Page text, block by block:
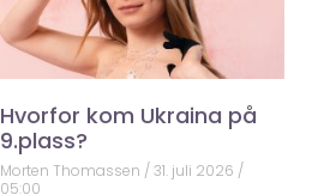
Hvorfor kom Ukraina på
9.plass?
Morten Thomassen
31. juli 2026
05:00